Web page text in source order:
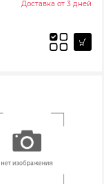
Доставка от 3 дней